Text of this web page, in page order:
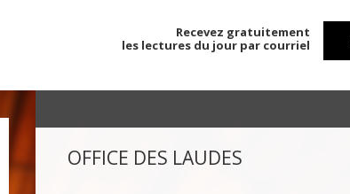
Recevez gratuitement
les lectures du jour par courriel
OFFICE DES LAUDES